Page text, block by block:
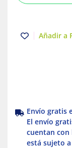
vinanel
AntillamaAñadir a
Envío gratis
El envío
cuentan con
está sujeto